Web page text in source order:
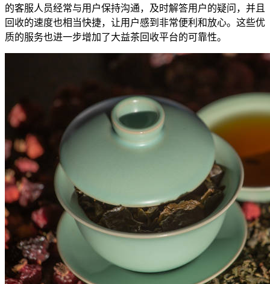
的客服人员经常与用户保持沟通，及时解答用户的疑问，并且
回收的速度也相当快捷，让用户感到非常便利和放心。这些优
质的服务也进一步增加了大益茶回收平台的可靠性。